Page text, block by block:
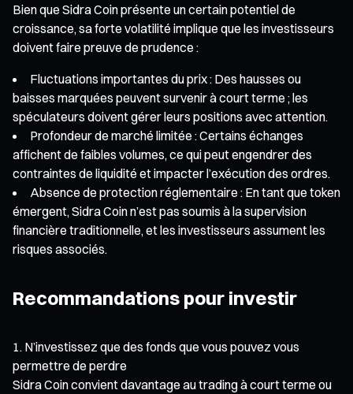
Bien que Sidra Coin présente un certain potentiel de
croissance, sa forte volatilité implique que les investisseurs
doivent faire preuve de prudence :
Fluctuations importantes du prix : Des hausses ou
baisses marquées peuvent survenir à court terme ; les
spéculateurs doivent gérer leurs positions avec attention.
Profondeur de marché limitée : Certains échanges
affichent de faibles volumes, ce qui peut engendrer des
contraintes de liquidité et impacter l’exécution des ordres.
Absence de protection réglementaire : En tant que token
émergent, Sidra Coin n’est pas soumis à la supervision
financière traditionnelle, et les investisseurs assument les
risques associés.
Recommandations pour investir
N’investissez que des fonds que vous pouvez vous
permettre de perdre
Sidra Coin convient davantage au trading à court terme ou